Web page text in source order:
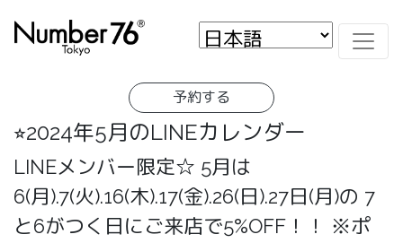
予約する
⭐︎2024年5月のLINEカレンダー
LINEメンバー限定☆ 5月は
6(月).7(火).16(木).17(金).26(日).27日(月)の 7
と6がつく日にご来店で5%OFF！！ ※ポ